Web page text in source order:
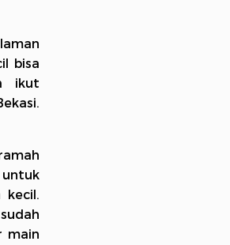
bisa
ikut
untuk
main